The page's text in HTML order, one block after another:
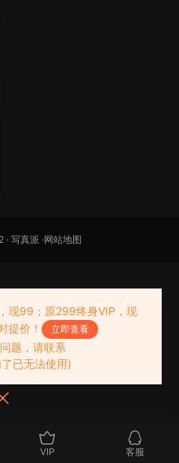
· 写真派 ·网站地图
VIP 客服
现99；原299终身VIP，现
提价！
立即查看
题，请联系
已无法使用)